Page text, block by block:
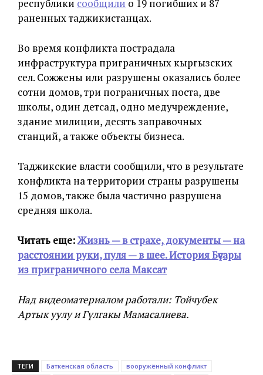
республики сообщили о 19 погибших и 87
раненных таджикистанцах.
Во время конфликта пострадала
инфраструктура приграничных кыргызских
сел. Сожжены или разрушены оказались более
сотни домов, три пограничных поста, две
школы, один детсад, одно медучреждение,
здание милиции, десять заправочных
станций, а также объекты бизнеса.
Таджикские власти сообщили, что в результате
конфликта на территории страны разрушены
15 домов, также была частично разрушена
средняя школа.
Читать еще:Жизнь — в страхе, документы — на
расстоянии руки, пуля — в шее. История Бүүсары
из приграничного села Максат
Над видеоматериалом работали: Тойчубек
Артык уулу и Гүлгакы Мамасалиева.
ТЕГИ Баткенская область
вооружённый конфликт